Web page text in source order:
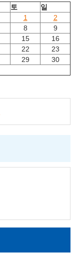
토
일
1
2
8
9
15
16
22
23
29
30